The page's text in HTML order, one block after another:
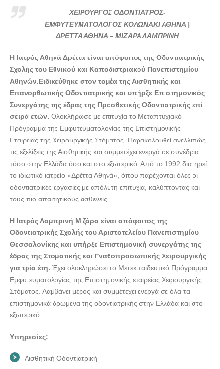
ΛΑΜΠΡΙΝΗ - doctors4u.gr
ΧΕΙΡΟΥΡΓΟΣ ΟΔΟΝΤΙΑΤΡΟΣ-ΕΜΦΥΤΕΥΜΑΤΟΛΟΓΟΣ
ΚΟΛΩΝΑΚΙ ΑΘΗΝΑ | ΔΡΕΤΤΑ ΑΘΗΝΑ - ΜΙΖΑΡΑ
ΧΕΙΡΟΥΡΓΟΣ ΟΔΟΝΤΙΑΤΡΟΣ-ΕΜΦΥΤΕΥΜΑΤΟΛΟΓΟΣ
ΚΟΛΩΝΑΚΙ ΑΘΗΝΑ | ΔΡΕΤΤΑ ΑΘΗΝΑ - ΜΙΖΑΡΑ
ΛΑΜΠΡΙΝΗ - doctors4u.gr
ΧΕΙΡΟΥΡΓΟΣ ΟΔΟΝΤΙΑΤΡΟΣ-ΕΜΦΥΤΕΥΜΑΤΟΛΟΓΟΣ
ΚΟΛΩΝΑΚΙ ΑΘΗΝΑ | ΔΡΕΤΤΑ ΑΘΗΝΑ - ΜΙΖΑΡΑ
ΛΑΜΠΡΙΝΗ - doctors4u.gr
ΧΕΙΡΟΥΡΓΟΣ ΟΔΟΝΤΙΑΤΡΟΣ-ΕΜΦΥΤΕΥΜΑΤΟΛΟΓΟΣ
ΚΟΛΩΝΑΚΙ ΑΘΗΝΑ | ΔΡΕΤΤΑ ΑΘΗΝΑ - ΜΙΖΑΡΑ
ΛΑΜΠΡΙΝΗ - doctors4u.gr
ΧΕΙΡΟΥΡΓΟΣ ΟΔΟΝΤΙΑΤΡΟΣ-ΕΜΦΥΤΕΥΜΑΤΟΛΟΓΟΣ
ΚΟΛΩΝΑΚΙ ΑΘΗΝΑ | ΔΡΕΤΤΑ ΑΘΗΝΑ - ΜΙΖΑΡΑ
ΛΑΜΠΡΙΝΗ - doctors4u.gr
ΚΟΛΩΝΑΚΙ ΑΘΗΝΑ | ΔΡΕΤΤΑ ΑΘΗΝΑ - ΜΙΖΑΡΑ
ΛΑΜΠΡΙΝΗ - doctors4u.gr
ΧΕΙΡΟΥΡΓΟΣ ΟΔΟΝΤΙΑΤΡΟΣ-ΕΜΦΥΤΕΥΜΑΤΟΛΟΓΟΣ
ΚΟΛΩΝΑΚΙ ΑΘΗΝΑ | ΔΡΕΤΤΑ ΑΘΗΝΑ - ΜΙΖΑΡΑ
ΛΑΜΠΡΙΝΗ - doctors4u.gr
ΧΕΙΡΟΥΡΓΟΣ ΟΔΟΝΤΙΑΤΡΟΣ-ΕΜΦΥΤΕΥΜΑΤΟΛΟΓΟΣ
ΚΟΛΩΝΑΚΙ ΑΘΗΝΑ | ΔΡΕΤΤΑ ΑΘΗΝΑ - ΜΙΖΑΡΑ
ΛΑΜΠΡΙΝΗ - doctors4u.gr
ΚΟΛΩΝΑΚΙ ΑΘΗΝΑ | ΔΡΕΤΤΑ ΑΘΗΝΑ - ΜΙΖΑΡΑ
ΛΑΜΠΡΙΝΗ - doctors4u.gr
ΧΕΙΡΟΥΡΓΟΣ ΟΔΟΝΤΙΑΤΡΟΣ-
ΕΜΦΥΤΕΥΜΑΤΟΛΟΓΟΣ ΚΟΛΩΝΑΚΙ ΑΘΗΝΑ |
ΔΡΕΤΤΑ ΑΘΗΝΑ – ΜΙΖΑΡΑ ΛΑΜΠΡΙΝΗ
Η Ιατρός Αθηνά Δρέττα είναι απόφοιτος της Οδοντιατρικής
Σχολής του Εθνικού και Καποδιστριακού Πανεπιστημίου
Αθηνών.Ειδικεύθηκε στον τομέα της Αισθητικής και
Επανορθωτικής Οδοντιατρικής και υπήρξε Επιστημονικός
Συνεργάτης της έδρας της Προσθετικής Οδοντιατρικής επί
σειρά ετών. Ολοκλήρωσε με επιτυχία το Μεταπτυχιακό
Πρόγραμμα της Εμφυτευματολογίας της Επιστημονικής
Εταιρείας της Χειρουργικής Στόματος. Παρακολουθεί ανελλιπώς
τις εξελίξεις της Αισθητικής και συμμετέχει ενεργά σε συνέδρια
τόσο στην Ελλάδα όσο και στο εξωτερικό. Από το 1992 διατηρεί
το ιδιωτικό ιατρείο «Δρέττα Αθηνά», όπου παρέχονται όλες οι
οδοντιατρικές εργασίες με απόλυτη επιτυχία, καλύπτοντας και
τους πιο απαιτητικούς ασθενείς.
Η Ιατρός Λαμπρινή Μιζάρα είναι απόφοιτος της
Οδοντιατρικής Σχολής του Αριστοτελείου Πανεπιστημίου
Θεσσαλονίκης και υπήρξε Επιστημονική συνεργάτης της
έδρας της Στοματικής και Γναθοπροσωπικής Χειρουργικής
για τρία έτη. Έχει ολοκληρώσει το Μετεκπαιδευτικό Πρόγραμμα
Εμφυτευματολογίας της Επιστημονικής εταιρείας Χειρουργικής
Στόματος. Λαμβάνει μέρος και συμμέτεχει ενεργά σε όλα τα
επιστημονικά δρώμενα της οδοντιατρικής στην Ελλάδα και στο
εξωτερικό.
Υπηρεσίες:
Αισθητική Οδοντιατρική